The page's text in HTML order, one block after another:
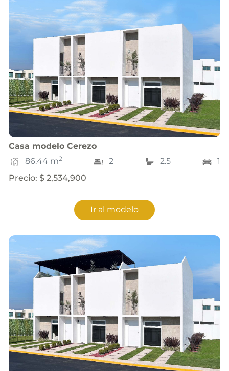
Casa modelo Cerezo
86.44 m2 2 2.5
1
Precio: $ 2,534,900
Ir al modelo